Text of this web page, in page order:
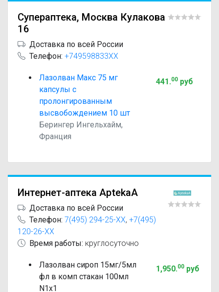
Супераптека, Москва Кулакова
16
Доставка по всей России
Телефон: +749598833XX
Лазолван Макс 75 мг
капсулы с
пролонгированным
высвобождением 10 шт
Берингер Ингельхайм,
Франция
441 .00руб
Интернет-аптека AptekaA
Доставка по всей России
Телефон: 7(495) 294-25-XX, +7(495)
120-26-XX
Время работы: круглосуточно
Лазолван сироп 15мг/5мл
фл в комп стакан 100мл
N1x1
1,950.00руб